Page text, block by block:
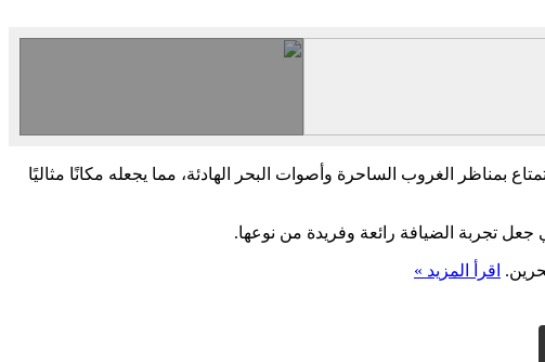
بمناظر الغروب الساحرة وأصوات البحر الهادئة، مما يجعله مكانًا مثاليًا
تجربة الضيافة رائعة وفريدة من نوعها.
اقرأ المزيد »